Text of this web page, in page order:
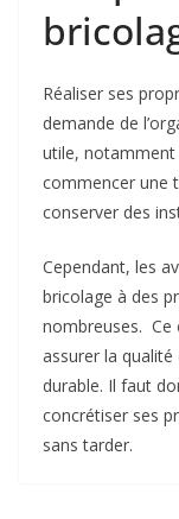
Réaliser ses
demande de
utile, notamment
commencer une
conserver des
Cependant, les
bricolage à des
nombreuses. Ce
assurer la
durable. Il faut
concrétiser ses
sans tarder.